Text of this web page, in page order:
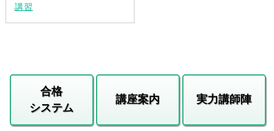
講習
合格
システム
講座案内 実力講師陣